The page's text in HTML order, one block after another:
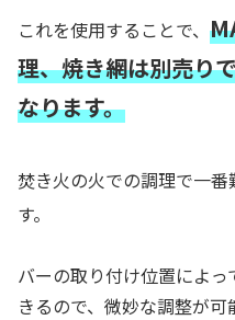
これを使用することで、
理、焼き網は別売り
なります。
焚き火の火での調理で一番
す。
バーの取り付け位置によ
きるので、微妙な調整が可